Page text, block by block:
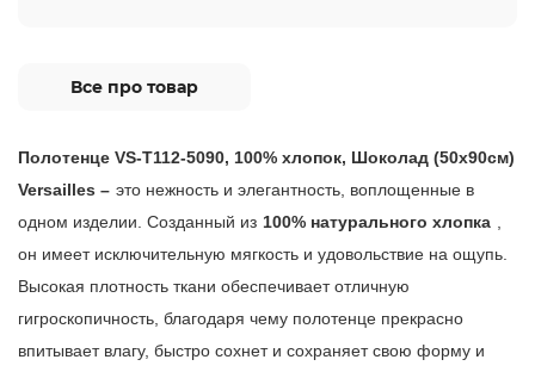
Все про товар
Полотенце VS-T112-5090, 100% хлопок, Шоколад (50х90см)
Versailles – это нежность и элегантность, воплощенные в
одном изделии. Созданный из 100% натурального хлопка
он имеет исключительную мягкость и удовольствие на ощупь.
Высокая плотность ткани обеспечивает отличную
гигроскопичность, благодаря чему полотенце прекрасно
впитывает влагу, быстро сохнет и сохраняет свою форму и